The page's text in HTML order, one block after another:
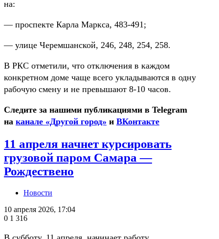
на:
— проспекте Карла Маркса, 483-491;
— улице Черемшанской, 246, 248, 254, 258.
В РКС отметили, что отключения в каждом
конкретном доме чаще всего укладываются в одну
рабочую смену и не превышают 8-10 часов.
Следите за нашими публикациями в Telegram
на канале «Другой город» и ВКонтакте
11 апреля начнет курсировать
грузовой паром Самара —
Рождествено
Новости
10 апреля 2026, 17:04
0 1 316